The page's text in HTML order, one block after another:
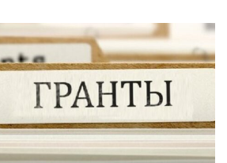
n
o
kl
a
ss
ni
e
gr
a
m
.R
u
er п
р
а
в
и
т